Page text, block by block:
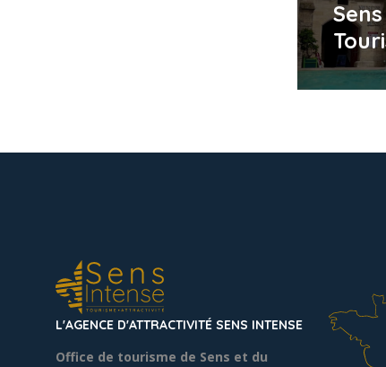
L'AGENCE D'ATTRACTIVITÉ SENS INTENSE
Office de tourisme de Sens et du